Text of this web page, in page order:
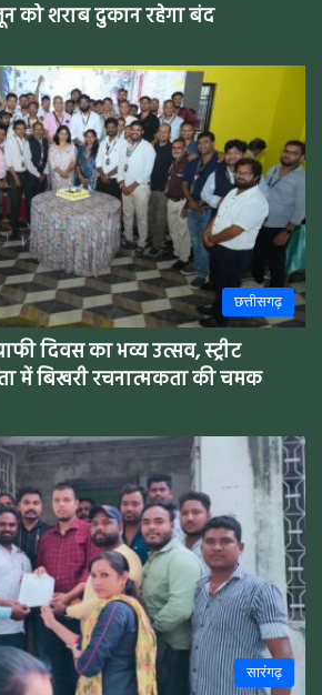
को शराब दुकान रहेगा बंद
छत्तीसगढ़
दिवस का भव्य उत्सव, स्ट्रीट
में बिखरी रचनात्मकता की चमक
सारंगढ़